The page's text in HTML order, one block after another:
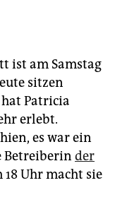
ist am Samstag
sitzen
Patricia
erlebt.
es war ein
Betreiberin der
Uhr macht sie